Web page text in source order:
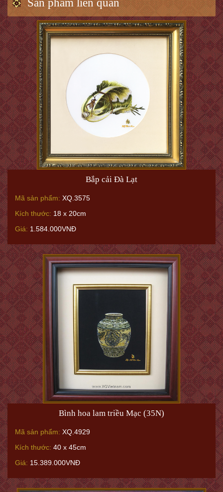
Sản phẩm liên quan
Bắp cải Đà Lạt
Mã sản phẩm: XQ.3575
Kích thước: 18 x 20cm
Giá: 1.584.000VNĐ
Bình hoa lam triều Mạc (35N)
Mã sản phẩm: XQ.4929
Kích thước: 40 x 45cm
Giá: 15.389.000VNĐ